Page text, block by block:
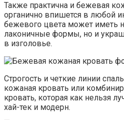
Также практична и бежевая
органично впишется в любой
бежевого цвета может иметь
лаконичные формы, но и
в изголовье.
Строгость и четкие линии
кожаная кровать или
кровать, которая как нельзя
хай-тек и модерн.